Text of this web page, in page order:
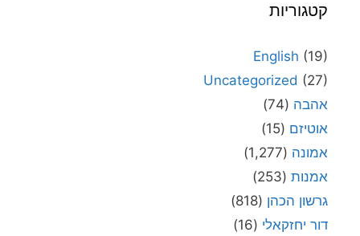
קטגוריות
English (19)
Uncategorized (27)
אהבה (74)
אוטיזם (15)
אמונה (1,277)
אמנות (253)
גרשון הכהן (818)
דור יחזקאלי (16)